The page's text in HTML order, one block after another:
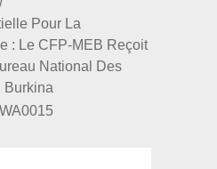
Pour La
: Le CFP-MEB Reçoit
National Des
Burkina